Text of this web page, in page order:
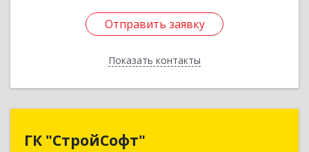
Отправить заявку
Показать контакты
Отправить заявку
Назад
ГК "СтройСофт"